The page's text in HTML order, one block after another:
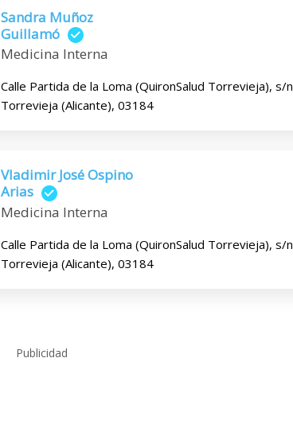
Sandra Muñoz
Guillamó
Medicina Interna
Calle Partida de la Loma (QuironSalud Torrevieja), s/n
Torrevieja (Alicante), 03184
Vladimir José Ospino
Arias
Medicina Interna
Calle Partida de la Loma (QuironSalud Torrevieja), s/n
Torrevieja (Alicante), 03184
Publicidad